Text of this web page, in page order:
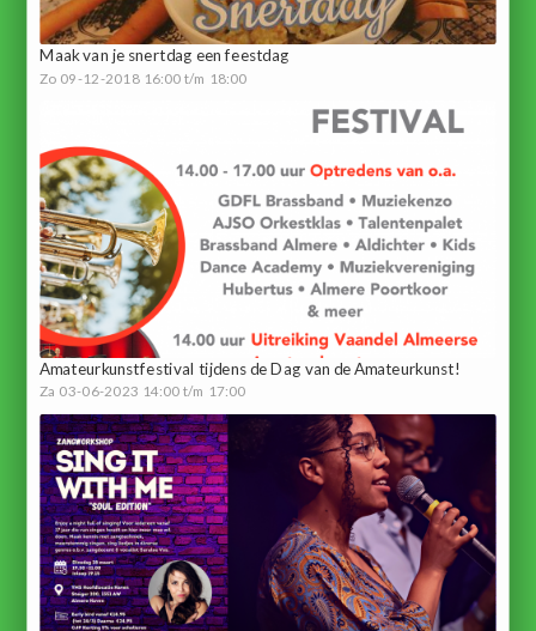
Maak van je snertdag een feestdag
Zo 09-12-2018 16:00 t/m 18:00
Amateurkunstfestival tijdens de Dag van de Amateurkunst!
Za 03-06-2023 14:00 t/m 17:00